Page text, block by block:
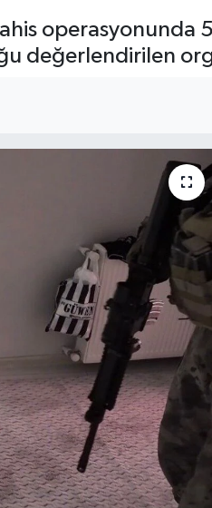
operasyonunda
değerlendirilen